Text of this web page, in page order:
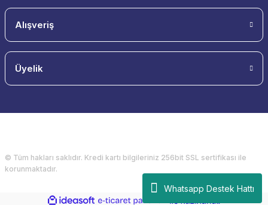
Whatsapp Destek Hattı
Alışveriş
Üyelik
© Tüm hakları saklıdır. Kredi kartı bilgileriniz 256bit SSL sertifikası ile
korunmaktadır.
ideasoft